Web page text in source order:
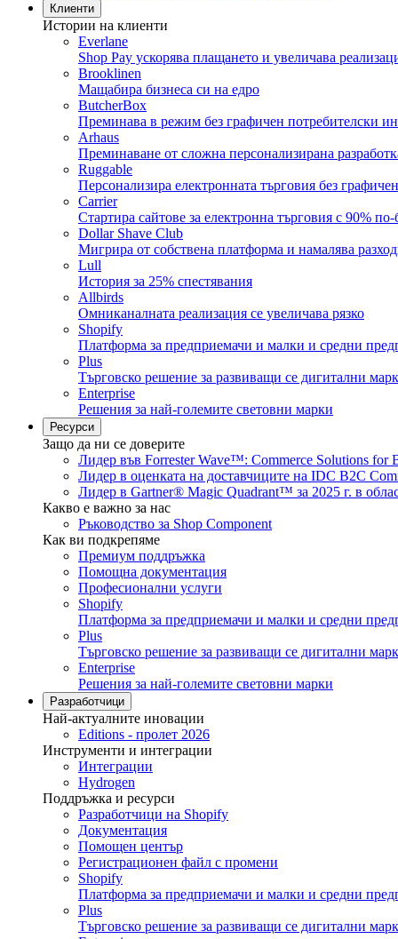
Клиенти
Истории на клиенти
Everlane
Shop Pay ускорява плащането и увеличава
Brooklinen
Мащабира бизнеса си на едро
ButcherBox
Преминава в режим без графичен потребителски
Arhaus
Преминаване от сложна персонализирана
Ruggable
Персонализира електронната търговия без
Carrier
Стартира сайтове за електронна търговия с 90%
Dollar Shave Club
Мигрира от собствена платформа и намалява
Lull
История за 25% спестявания
Allbirds
Омниканалната реализация се увеличава рязко
Shopify
Платформа за предприемачи и малки и средни
Plus
Търговско решение за развиващи се дигитални
Enterprise
Решения за най-големите световни марки
Ресурси
Защо да ни се доверите
Лидер във Forrester Wave™: Commerce Solutions for
Лидер в оценката на доставчиците на IDC B2C
Лидер в Gartner® Magic Quadrant™ за 2025 г. в
Какво е важно за нас
Ръководство за Shop Component
Как ви подкрепяме
Премиум поддръжка
Помощна документация
Професионални услуги
Shopify
Платформа за предприемачи и малки и средни
Plus
Търговско решение за развиващи се дигитални
Enterprise
Решения за най-големите световни марки
Разработчици
Най-актуалните иновации
Editions - пролет 2026
Инструменти и интеграции
Интеграции
Hydrogen
Поддръжка и ресурси
Разработчици на Shopify
Документация
Помощен център
Регистрационен файл с промени
Shopify
Платформа за предприемачи и малки и средни
Plus
Търговско решение за развиващи се дигитални